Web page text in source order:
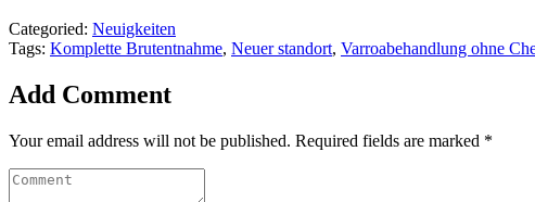
Categoried: Neuigkeiten
Tags: Komplette Brutentnahme, Neuer standort, Varroabehandlung ohne
Add Comment
Your email address will not be published. Required fields are marked *